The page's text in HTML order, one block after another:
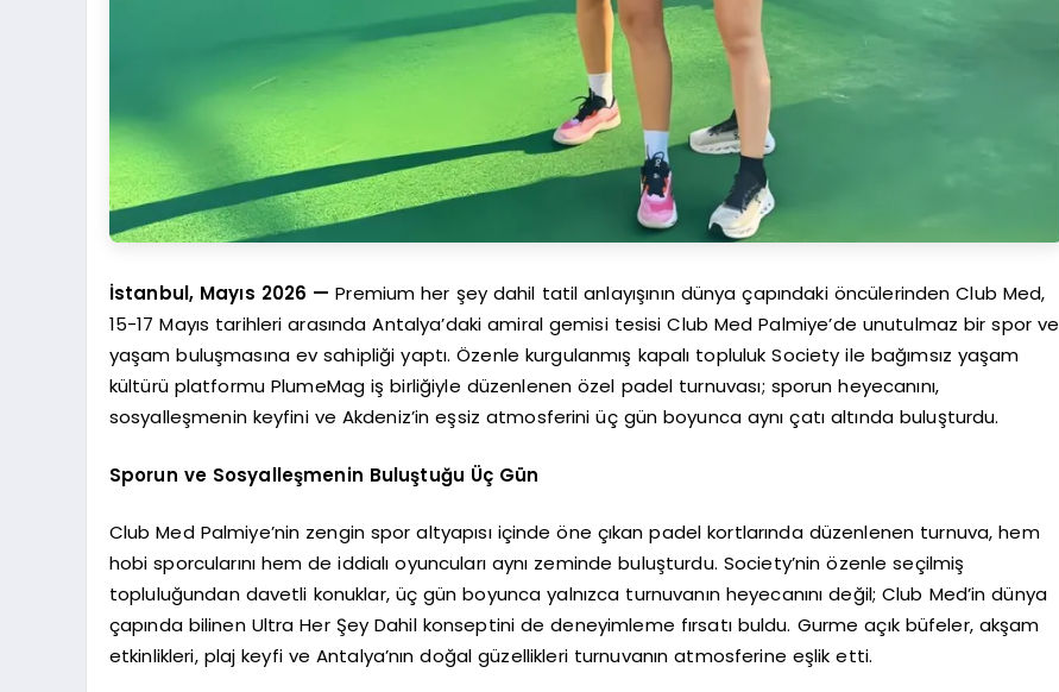
İstanbul, Mayıs 2026 —Premium her şey dahil tatil anlayışının dünya çapındaki öncülerinden Club Med,
15-17 Mayıs tarihleri arasında Antalya’daki amiral gemisi tesisi Club Med Palmiye’de unutulmaz bir spor ve
yaşam buluşmasına ev sahipliği yaptı. Özenle kurgulanmış kapalı topluluk Society ile bağımsız yaşam
kültürü platformu PlumeMag iş birliğiyle düzenlenen özel padel turnuvası; sporun heyecanını,
sosyalleşmenin keyfini ve Akdeniz’in eşsiz atmosferini üç gün boyunca aynı çatı altında buluşturdu.
Sporun ve Sosyalleşmenin Buluştuğu Üç Gün
Club Med Palmiye’nin zengin spor altyapısı içinde öne çıkan padel kortlarında düzenlenen turnuva, hem
hobi sporcularını hem de iddialı oyuncuları aynı zeminde buluşturdu. Society’nin özenle seçilmiş
topluluğundan davetli konuklar, üç gün boyunca yalnızca turnuvanın heyecanını değil; Club Med’in dünya
çapında bilinen Ultra Her Şey Dahil konseptini de deneyimleme fırsatı buldu. Gurme açık büfeler, akşam
etkinlikleri, plaj keyfi ve Antalya’nın doğal güzellikleri turnuvanın atmosferine eşlik etti.